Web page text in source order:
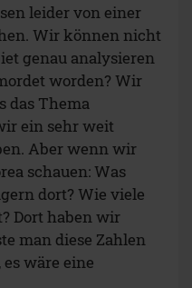
leider von einer
Wir können nicht
genau analysieren
worden? Wir
das Thema
ein sehr weit
Aber wenn wir
schauen: Was
dort? Wie viele
Dort haben wir
man diese Zahlen
wäre eine